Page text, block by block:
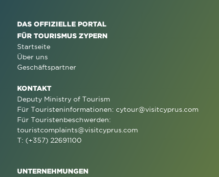
DAS OFFIZIELLE PORTAL
FÜR TOURISMUS ZYPERN
Startseite
Über uns
Geschäftspartner
KONTAKT
Deputy Ministry of Tourism
Für Touristeninformationen: cytour@visitcyprus.com
Für Touristenbeschwerden:
touristcomplaints@visitcyprus.com
T: (+357) 22691100
UNTERNEHMUNGEN